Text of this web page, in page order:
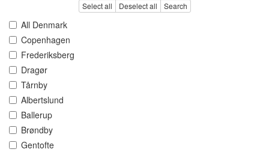
Select all Deselect all Search
All Denmark
Copenhagen
Frederiksberg
Dragør
Tårnby
Albertslund
Ballerup
Brøndby
Gentofte